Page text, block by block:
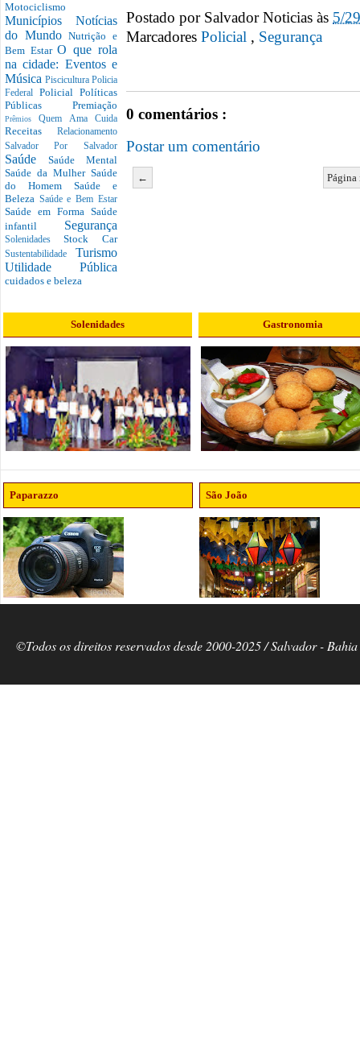
Motociclismo
Municípios Notícias
do MundoNutrição e
Bem EstarO que rola
na cidade: Eventos e
Música Piscicultura Policia
Federal Policial Políticas
Públicas Premiação
PrêmiosQuem Ama Cuida
Receitas Relacionamento
Salvador Por Salvador
Saúde Saúde Mental
Saúde da Mulher Saúde
do Homem Saúde e
Beleza Saúde e Bem Estar
Saúde em Forma Saúde
infantil Segurança
SolenidadesStock Car
Sustentabilidade Turismo
Utilidade Pública
cuidados e beleza
Postado por Salvador Noticias às 5/
Marcadores
, Segurança
0 comentários :
Postar um comentário
←
Solenidades Gastronomia
Paparazzo São João
©Todos os direitos reservados desde 2000-2025 / Salvador -